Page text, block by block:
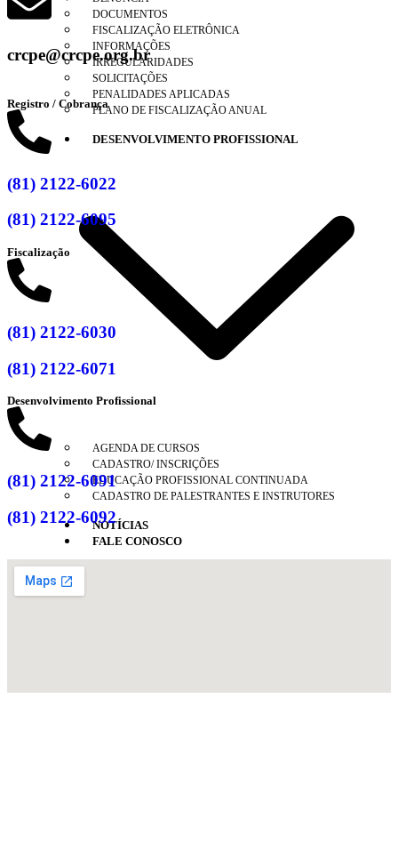
DOCUMENTOS
FISCALIZAÇÃO ELETRÔNICA
INFORMAÇÕES
IRREGULARIDADES
SOLICITAÇÕES
PENALIDADES APLICADAS
PLANO DE FISCALIZAÇÃO ANUAL
DESENVOLVIMENTO PROFISSIONAL
AGENDA DE CURSOS
CADASTRO/ INSCRIÇÕES
EDUCAÇÃO PROFISSIONAL CONTINUADA
CADASTRO DE PALESTRANTES E INSTRUTORES
NOTÍCIAS
FALE CONOSCO
X
crcpe@crcpe.org.br
Registro / Cobrança
(81) 2122-6022
(81) 2122-6095
Fiscalização
(81) 2122-6030
(81) 2122-6071
Desenvolvimento Profissional
(81) 2122-6091
(81) 2122-6092